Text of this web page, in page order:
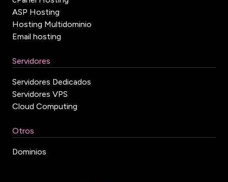
ASP Hosting
Hosting Multidominio
Email hosting
Servidores
Servidores Dedicados
Servidores VPS
Cloud Computing
Otros
Dominios